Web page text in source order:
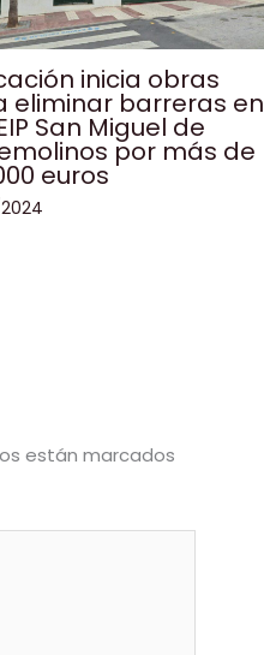
inicia obras
eliminar barreras en
San Miguel de
por más de
euros
están marcados